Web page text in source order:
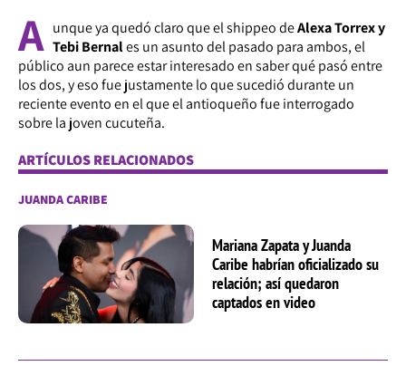
A unque ya quedó claro que el shippeo deAlexa Torrex y
Tebi Bernales un asunto del pasado para ambos, el
público aun parece estar interesado en saber qué pasó entre
los dos, y eso fue justamente lo que sucedió durante un
reciente evento en el que el antioqueño fue interrogado
sobre la joven cucuteña.
ARTÍCULOS RELACIONADOS
JUANDA CARIBE
Mariana Zapata y Juanda
Caribe habrían oficializado su
relación; así quedaron
captados en video